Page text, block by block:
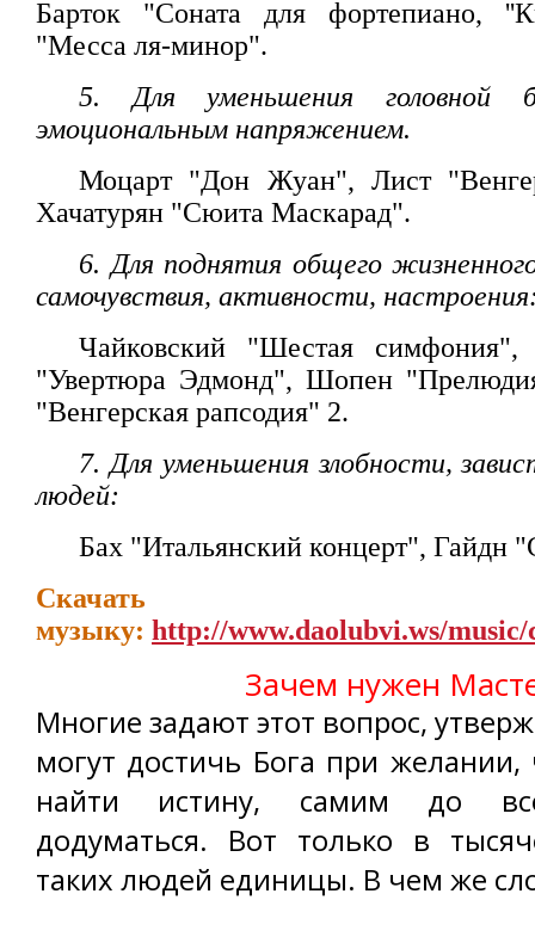
Барток "Соната для фортепиано,
"Месса ля-минор".
5. Для уменьшения головной
эмоциональным напряжением.
Моцарт "Дон Жуан", Лист
Хачатурян "Сюита Маскарад".
6. Для поднятия общего
самочувствия, активности,
Чайковский "Шестая симфония",
"Увертюра Эдмонд", Шопен
"Венгерская рапсодия" 2.
7. Для уменьшения злобности,
людей:
Бах "Итальянский концерт", Гайдн
Скачать
музыку: http://www.daolubvi.ws/music/
Зачем нужен
Многие задают этот вопрос,
могут достичь Бога при
найти истину, самим до
додуматься. Вот только в
таких людей единицы. В чем же